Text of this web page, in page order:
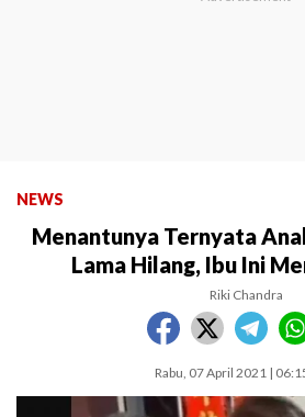
NEWS
Menantunya Ternyata
Lama Hilang, Ibu Ini
Riki Chandra
Rabu, 07 April 2021 |